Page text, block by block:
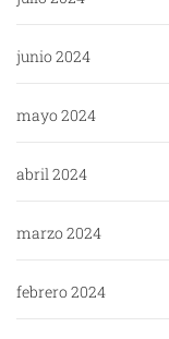
junio 2024
mayo 2024
abril 2024
marzo 2024
febrero 2024